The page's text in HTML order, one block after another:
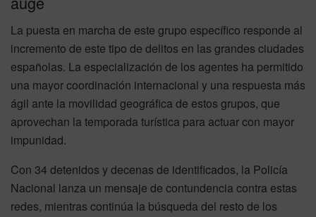
La puesta en marcha de este grupo específico responde al
incremento de este tipo de delitos en las grandes ciudades
españolas. La especialización de los agentes ha permitido
una mayor coordinación internacional y una respuesta más
ágil ante la movilidad geográfica de estos grupos, que
aprovechan la temporada turística para actuar con mayor
impunidad.
Con 34 detenidos y decenas de identificados, la Policía
Nacional lanza un mensaje de contundencia contra estas
redes, mientras continúa la búsqueda del resto de los